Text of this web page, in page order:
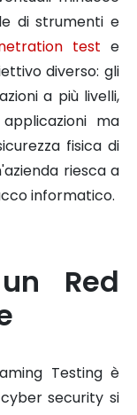
di strumenti e
test e
diverso: gli
a più livelli,
ma
fisica di
riesca a
informatico.
Red
Testing è
security si